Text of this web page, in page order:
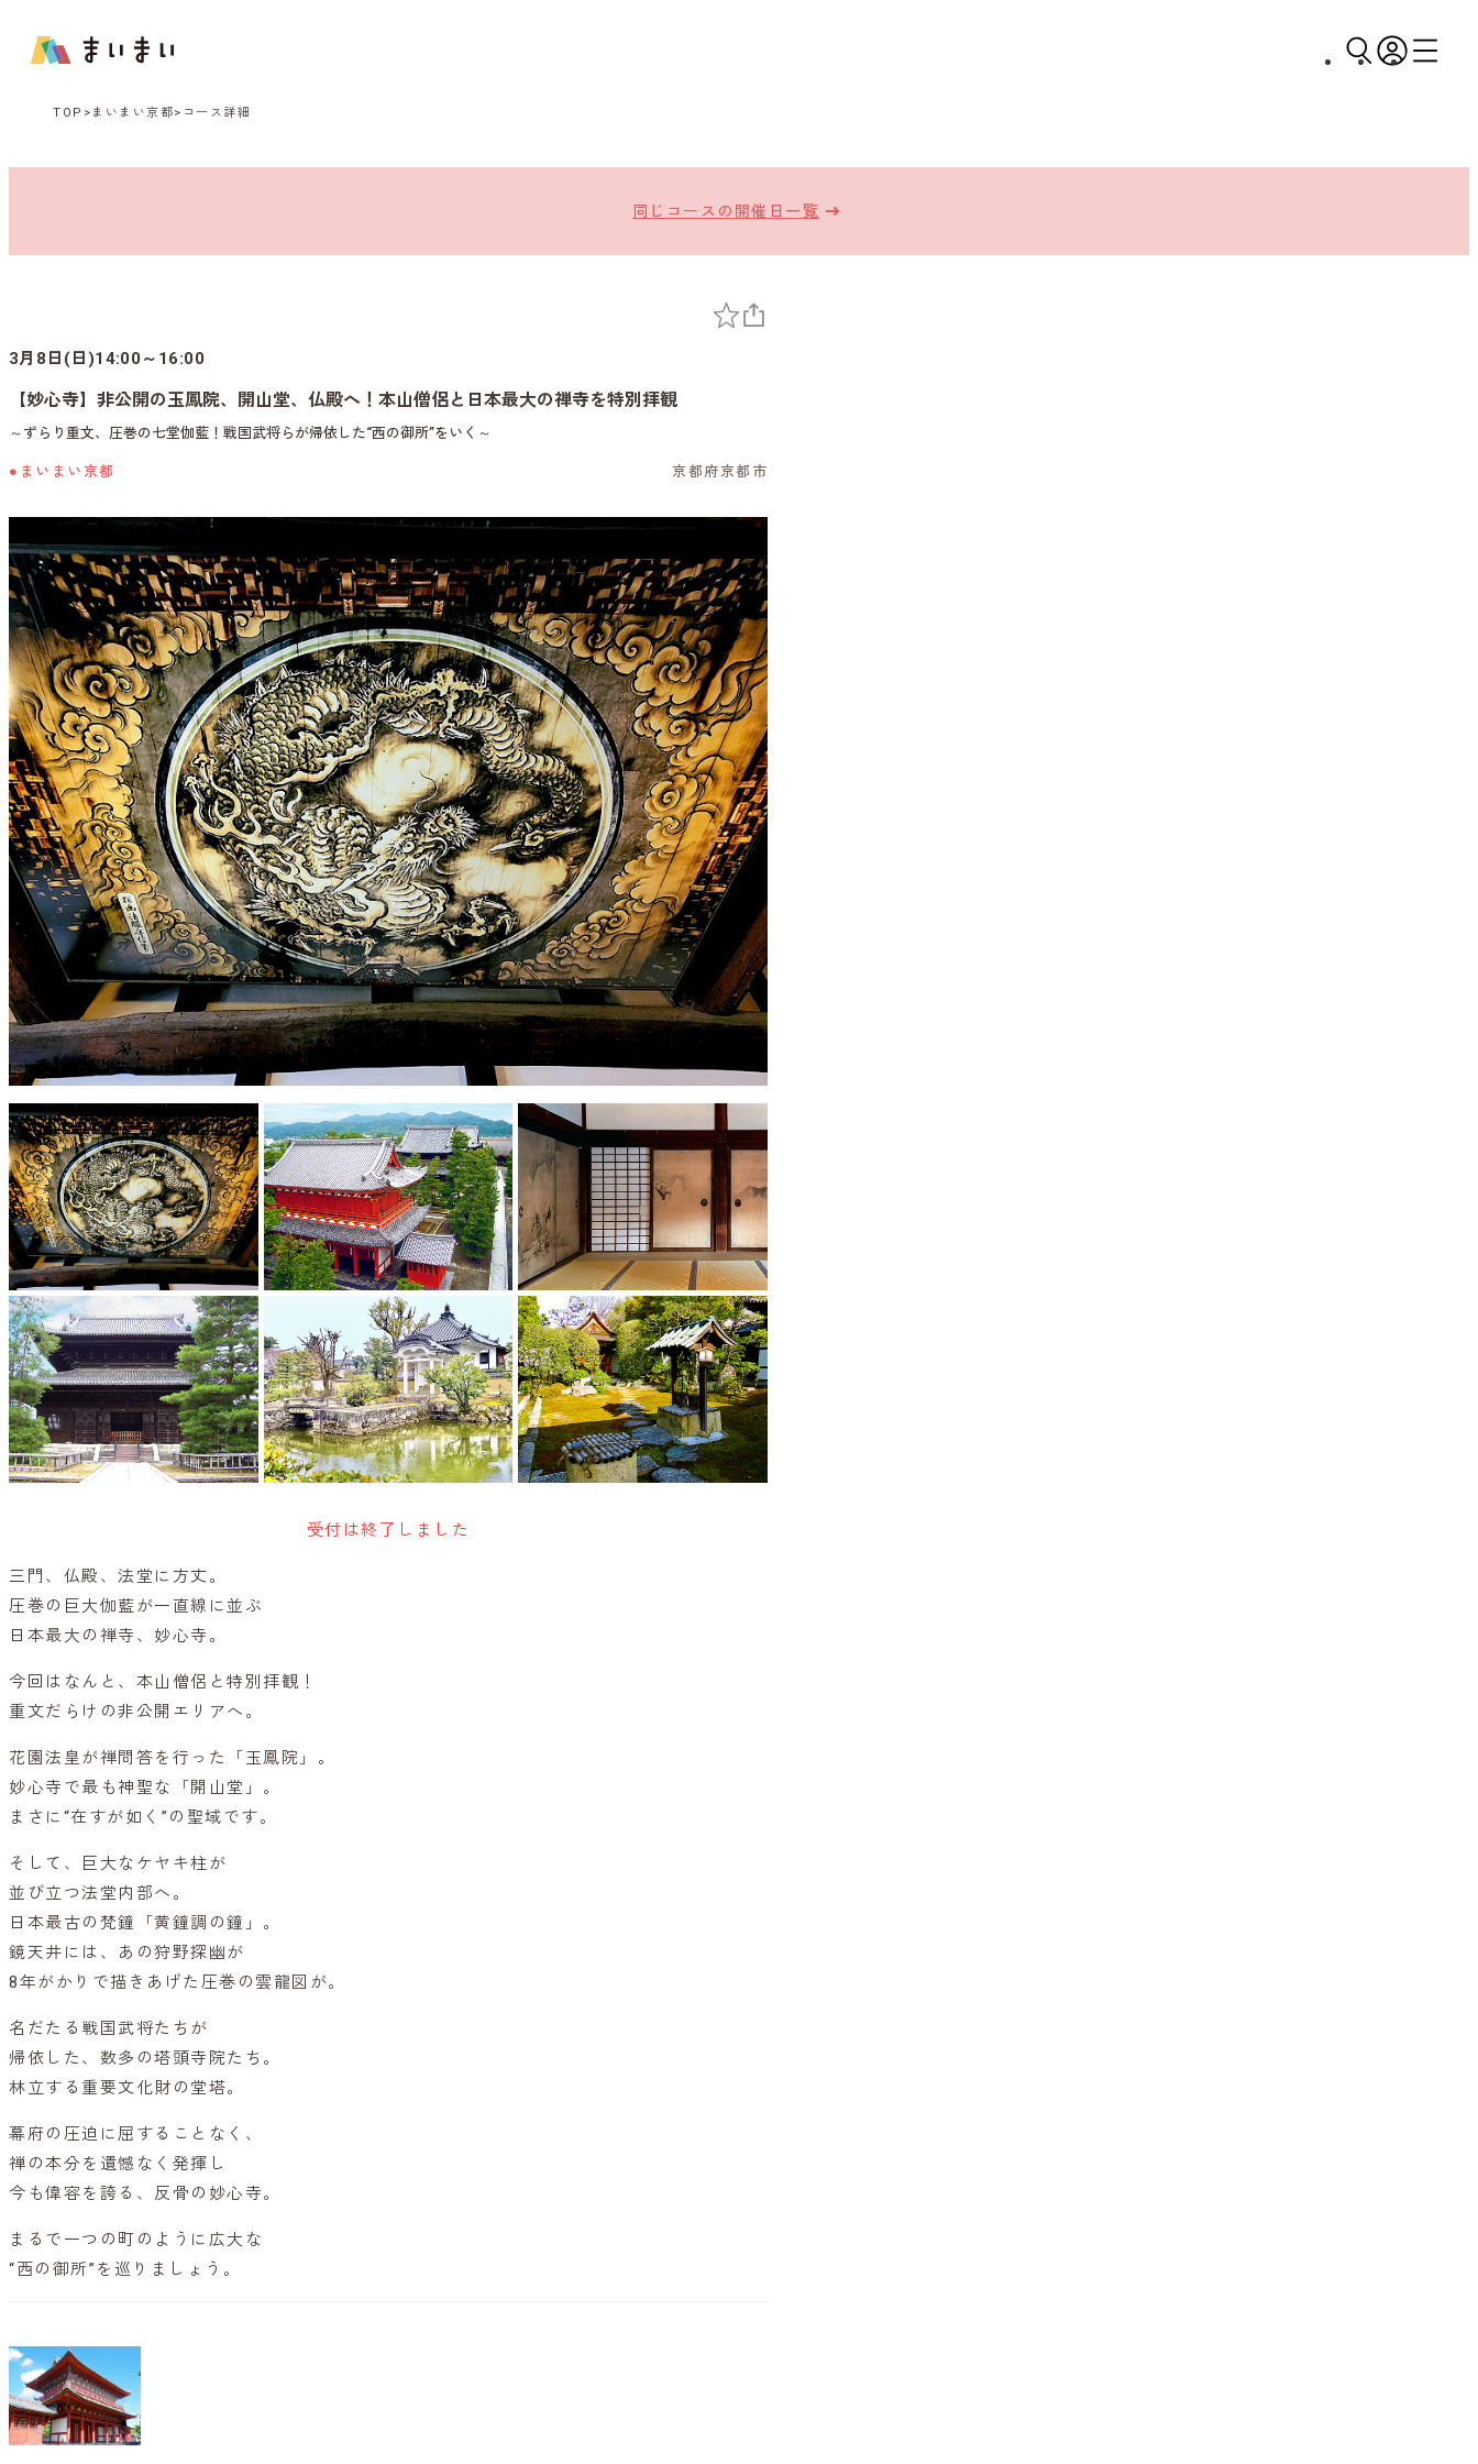
TOP まいまい京都 コース詳細
同じコースの開催日一覧
3月8日(日)14:00～16:00
【妙心寺】非公開の玉鳳院、開山堂、仏殿へ！本山僧侶と日本最大の禅寺を特別拝観
～ずらり重文、圧巻の七堂伽藍！戦国武将らが帰依した“西の御所”をいく～
●まいまい京都 京都府京都市
受付は終了しました
三門、仏殿、法堂に方丈。
圧巻の巨大伽藍が一直線に並ぶ
日本最大の禅寺、妙心寺。
今回はなんと、本山僧侶と特別拝観！
重文だらけの非公開エリアへ。
花園法皇が禅問答を行った「玉鳳院」。
妙心寺で最も神聖な「開山堂」。
まさに“在すが如く”の聖域です。
そして、巨大なケヤキ柱が
並び立つ法堂内部へ。
日本最古の梵鐘「黄鐘調の鐘」。
鏡天井には、あの狩野探幽が
8年がかりで描きあげた圧巻の雲龍図が。
名だたる戦国武将たちが
帰依した、数多の塔頭寺院たち。
林立する重要文化財の堂塔。
幕府の圧迫に屈することなく、
禅の本分を遺憾なく発揮し
今も偉容を誇る、反骨の妙心寺。
まるで一つの町のように広大な
“西の御所”を巡りましょう。